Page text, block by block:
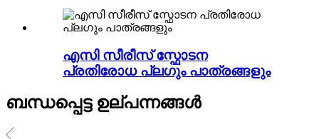
എസി സീരീസ് സ്ഫോടന
പ്രതിരോധ പ്ലഗും പാത്രങ്ങളും
ബന്ധപ്പെട്ട ഉല്പന്നങ്ങൾ